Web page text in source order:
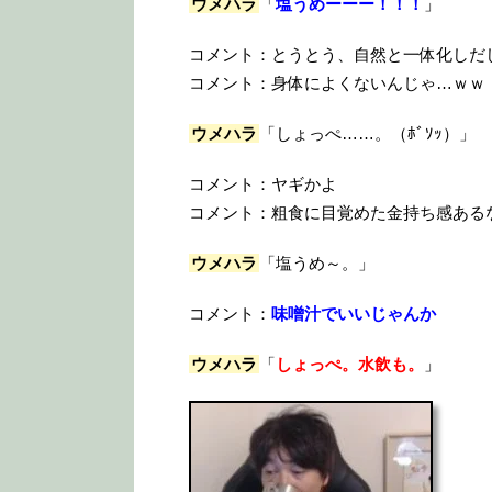
ウメハラ 「塩うめーーー！！！ 」
コメント：とうとう、自然と一体化しだ
コメント：身体によくないんじゃ…ｗｗ
ウメハラ 「しょっぺ……。（ﾎﾞｿｯ）」
コメント：ヤギかよ
コメント：粗食に目覚めた金持ち感ある
ウメハラ 「塩うめ～。」
コメント： 味噌汁でいいじゃんか
ウメハラ 「 しょっぺ。水飲も。 」